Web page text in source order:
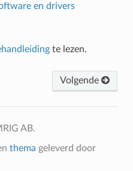
en drivers
te lezen.
Volgende
AB.
thema geleverd door